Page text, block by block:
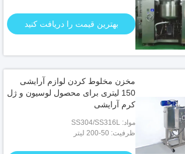
بهترین قیمت را دریافت کنید
مخزن مخلوط کردن لوازم آرایشی
150 لیتری برای محصول لوسیون و ژل
کرم آرایشی
مواد: SS304/SS316L
ظرفیت: 50-200 لیتر